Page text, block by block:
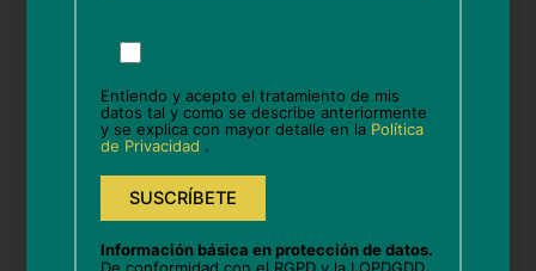
Nombre*
electrónico*
favor,
este
campo
vacío.
Entiendo y acepto el tratamiento de mis
datos tal y como se describe anteriormente
y se explica con mayor detalle en la Política
de Privacidad .
Información básica en protección de datos.